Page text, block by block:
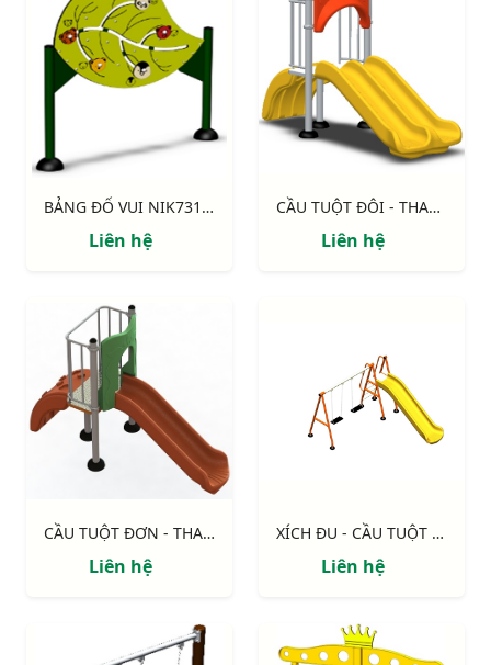
BẢNG ĐỐ VUI NIK731004-2
Liên hệ
CẦU TUỘT ĐÔI - THANG NHỰA NIK5231A
Liên hệ
CẦU TUỘT ĐƠN - THANG NHỰA NIK5131A
Liên hệ
XÍCH ĐU - CẦU TUỘT NIK731009-1
Liên hệ